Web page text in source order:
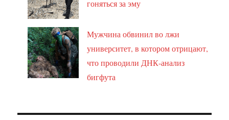
гоняться за эму
Мужчина обвинил во лжи
университет, в котором отрицают,
что проводили ДНК-анализ
бигфута